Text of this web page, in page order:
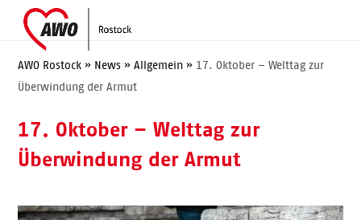
content
Open
mobile
menu
Close
mobile
menu
AWO Rostock » News »Allgemein » 17. Oktober – Welttag zur
Überwindung der Armut
17. Oktober – Welttag zur
Überwindung der Armut